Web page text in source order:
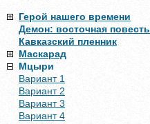
Герой нашего времени
Демон: восточная повесть
Кавказский пленник
Маскарад
Мцыри
Вариант 1
Вариант 2
Вариант 3
Вариант 4